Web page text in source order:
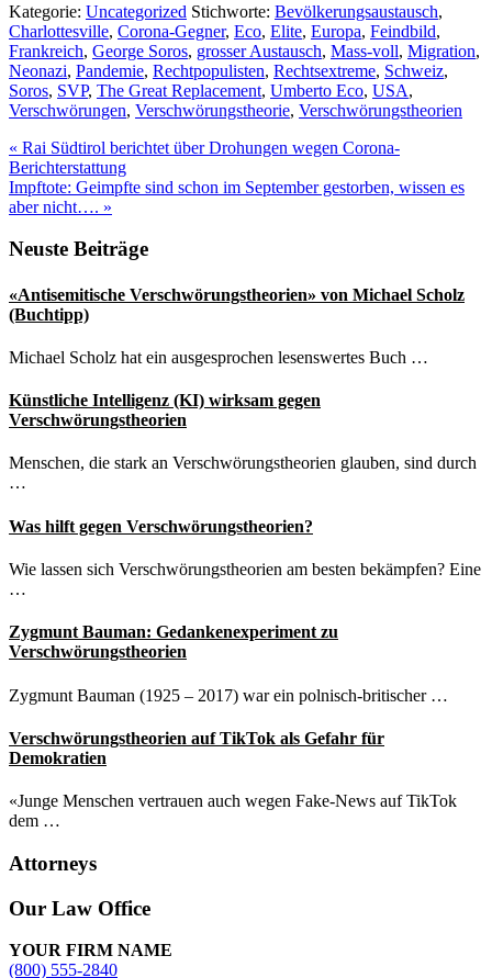
Kategorie: Uncategorized Stichworte: Bevölkerungsaustausch,
Charlottesville, Corona-Gegner, Eco, Elite, Europa, Feindbild,
Frankreich, George Soros, grosser Austausch, Mass-voll, Migration,
Neonazi, Pandemie, Rechtpopulisten, Rechtsextreme, Schweiz,
Soros, SVP, The Great Replacement, Umberto Eco, USA,
Verschwörungen, Verschwörungstheorie, Verschwörungstheorien
Vorheriger
Beitrag:
« Rai Südtirol berichtet über Drohungen wegen Corona-
Berichterstattung
Nächster
Beitrag:
Impftote: Geimpfte sind schon im September gestorben, wissen es
aber nicht…. »
Seitenspalte
Neuste Beiträge
«Antisemitische Verschwörungstheorien» von Michael Scholz
(Buchtipp)
Michael Scholz hat ein ausgesprochen lesenswertes Buch …
Künstliche Intelligenz (KI) wirksam gegen
Verschwörungstheorien
Menschen, die stark an Verschwörungstheorien glauben, sind durch
…
Was hilft gegen Verschwörungstheorien?
Wie lassen sich Verschwörungstheorien am besten bekämpfen? Eine
…
Zygmunt Bauman: Gedankenexperiment zu
Verschwörungstheorien
Zygmunt Bauman (1925 – 2017) war ein polnisch-britischer …
Verschwörungstheorien auf TikTok als Gefahr für
Demokratien
«Junge Menschen vertrauen auch wegen Fake-News auf TikTok
dem …
Attorneys
Site
Footer
Our Law Office
YOUR FIRM NAME
(800) 555-2840